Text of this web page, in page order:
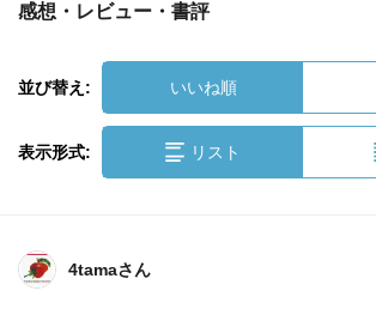
感想・レビュー・書評
並び替え: いいね順
表示形式: リスト
4tamaさん